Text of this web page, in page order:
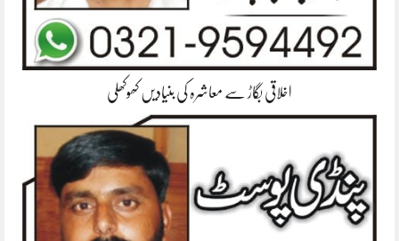
اخلاقی بگاڑ سے معاشرہ کی بنیادیں کھوکھلی